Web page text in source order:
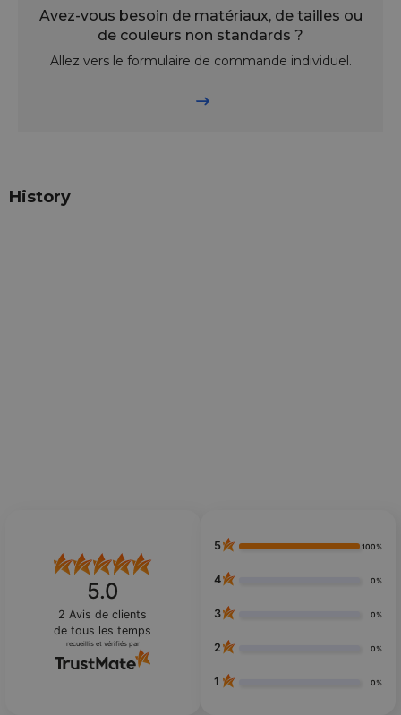
Avez-vous besoin de matériaux, de tailles ou
de couleurs non standards ?
Allez vers le formulaire de commande individuel.
History
5.0
2 Avis de clients
de tous les temps
recueillis et vérifiés par
5 100%
4 0%
3 0%
2 0%
1 0%